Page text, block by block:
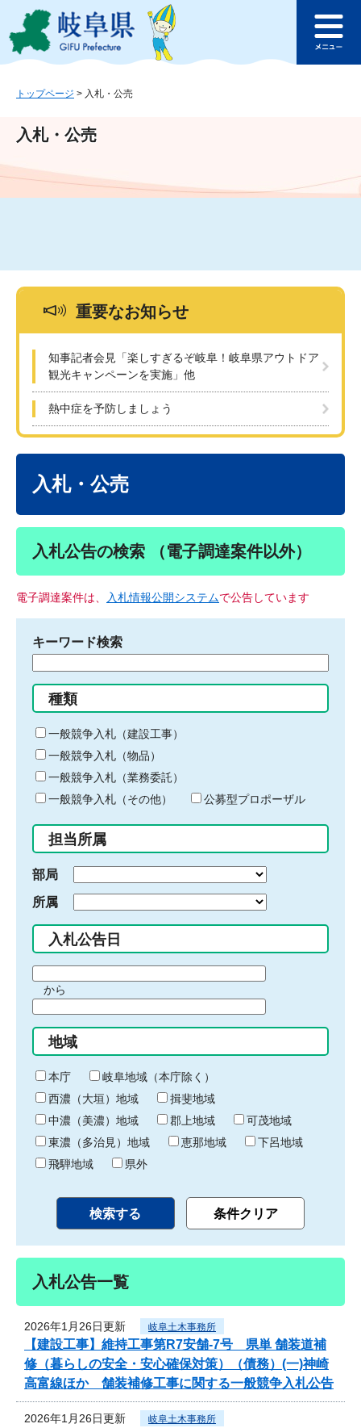
ジ
ュ
文
このページの本文へ
ュ
トップページ > 入札・公売
入札・公売
重要なお知らせ
知事記者会見「楽しすぎるぞ岐阜！岐阜県アウトドア
観光キャンペーンを実施」他
熱中症を予防しましょう
入札・公売
入札公告の検索 （電子調達案件以外）
電子調達案件は、 入札情報公開システムで公告しています
キーワード検索
る
キ
ー
ワ
ー
ド
入
力
種類
一般競争入札（建設工事）
一般競争入札（物品）
一般競争入札（業務委託）
一般競争入札（その他）
公募型プロポーザル
担当所属
部局
所属
入札公告日
間
始
り
から
間
終
わ
り
地域
本庁
岐阜地域（本庁除く）
西濃（大垣）地域
揖斐地域
中濃（美濃）地域
郡上地域
可茂地域
東濃（多治見）地域
恵那地域
下呂地域
飛騨地域
県外
入札公告一覧
2026年1月26日更新 岐阜土木事務所
【建設工事】維持工事第R7安舗-7号 県単 舗装道補
修（暮らしの安全・安心確保対策）（債務）(一)神崎
高富線ほか 舗装補修工事に関する一般競争入札公告
2026年1月26日更新 岐阜土木事務所